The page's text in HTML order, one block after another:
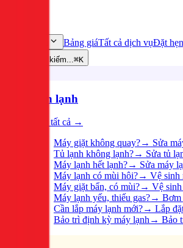
Bảng giáTất cả dịch vụĐặt hẹn
Tìm kiếm...⌘K
Điện lạnh
Xem tất cả →
Máy giặt không quay?→ Sửa
Tủ lạnh không lạnh?→ Sửa tủ
Máy lạnh hết lạnh?→ Sửa máy
Máy lạnh có mùi hôi?→ Vệ sinh
Máy giặt bẩn, có mùi?→ Vệ
Máy lạnh yếu, thiếu gas?→ Bơm
Cần lắp máy lạnh mới?→ Lắp
Bảo trì định kỳ máy lạnh→ Bảo